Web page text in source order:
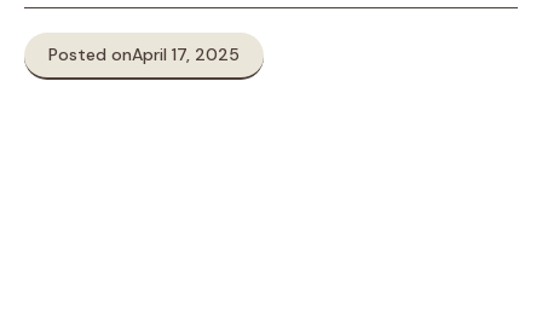
Posted onApril 17, 2025